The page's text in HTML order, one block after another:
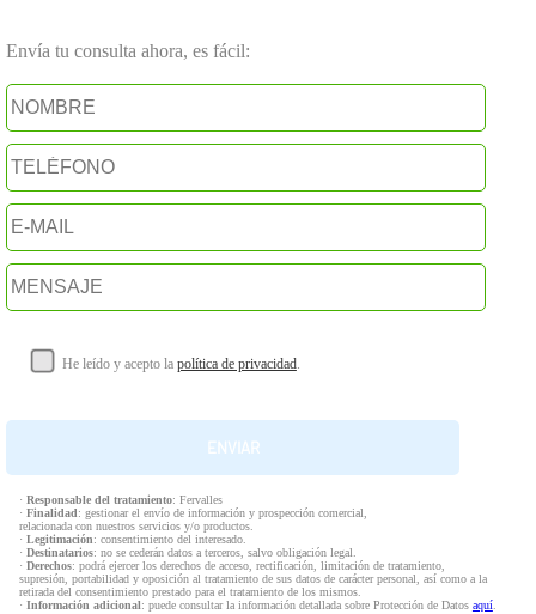
Envía tu consulta ahora, es fácil:
He leído y acepto la política de privacidad.
· Responsable del tratamiento: Fervalles
· Finalidad: gestionar el envío de información y prospección comercial,
relacionada con nuestros servicios y/o productos.
· Legitimación: consentimiento del interesado.
· Destinatarios: no se cederán datos a terceros, salvo obligación legal.
· Derechos: podrá ejercer los derechos de acceso, rectificación, limitación de tratamiento,
supresión, portabilidad y oposición al tratamiento de sus datos de carácter personal, así como a la
retirada del consentimiento prestado para el tratamiento de los mismos.
· Información adicional: puede consultar la información detallada sobre Protección de Datos aquí.